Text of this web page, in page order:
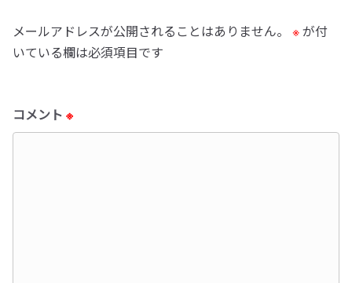
メールアドレスが公開されることはありません。 ※が付
いている欄は必須項目です
コメント ※